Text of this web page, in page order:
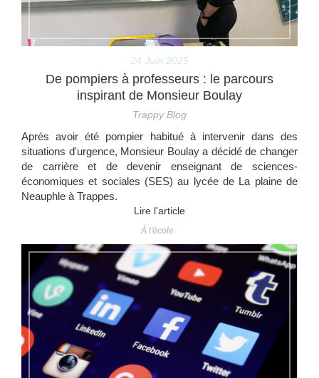
24 Juin 2025
De pompiers à professeurs : le parcours
inspirant de Monsieur Boulay
Trappy Blog
Après avoir été pompier habitué à intervenir dans des
situations d'urgence, Monsieur Boulay a décidé de changer
de carrière et de devenir enseignant de sciences-
économiques et sociales (SES) au lycée de La plaine de
Neauphle à Trappes.
Lire l'article
À l'école